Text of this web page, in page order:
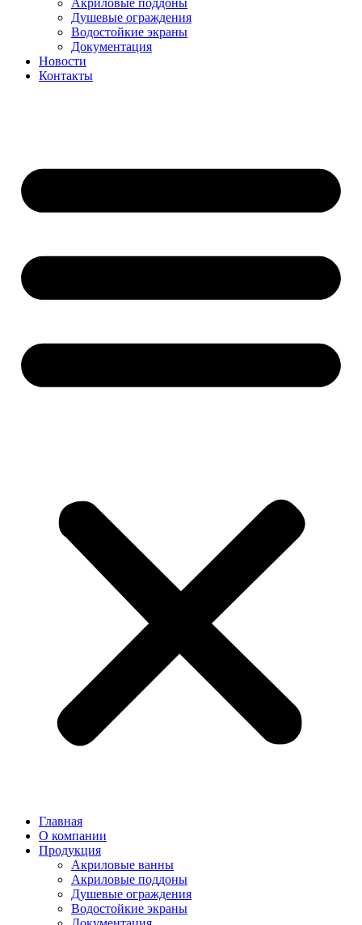
Акриловые поддоны
Душевые ограждения
Водостойкие экраны
Документация
Новости
Контакты
Главная
О компании
Продукция
Акриловые ванны
Акриловые поддоны
Душевые ограждения
Водостойкие экраны